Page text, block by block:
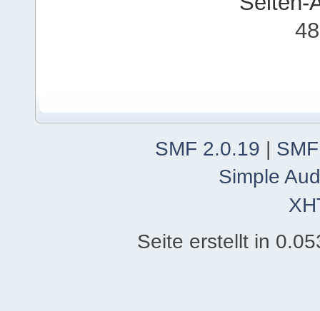
SMF 2.0.19
Simple
Seite erstellt in